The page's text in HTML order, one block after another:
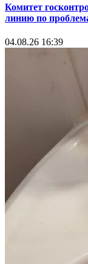
Комитет
линию по
04.08.26 16:39